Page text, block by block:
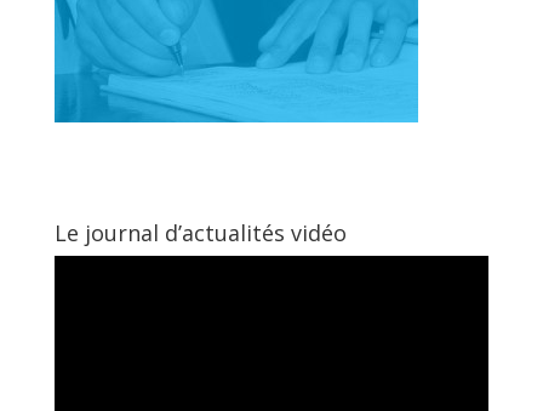
Le journal d’actualités vidéo